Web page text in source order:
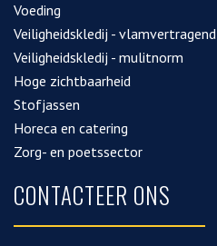
Voeding
Veiligheidskledij - vlamvertragend
Veiligheidskledij - mulitnorm
Hoge zichtbaarheid
Stofjassen
Horeca en catering
Zorg- en poetssector
CONTACTEER ONS